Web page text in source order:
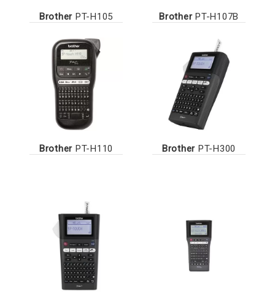
Brother PT-H105 BrotherPT-H107B
Brother PT-H110 Brother PT-H300